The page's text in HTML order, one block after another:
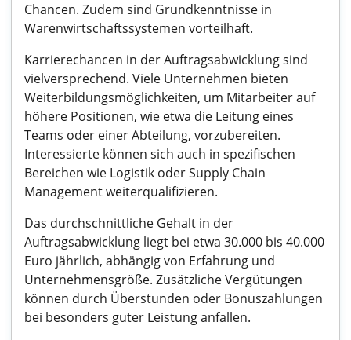
Chancen. Zudem sind Grundkenntnisse in
Warenwirtschaftssystemen vorteilhaft.
Karrierechancen in der Auftragsabwicklung sind
vielversprechend. Viele Unternehmen bieten
Weiterbildungsmöglichkeiten, um Mitarbeiter auf
höhere Positionen, wie etwa die Leitung eines
Teams oder einer Abteilung, vorzubereiten.
Interessierte können sich auch in spezifischen
Bereichen wie Logistik oder Supply Chain
Management weiterqualifizieren.
Das durchschnittliche Gehalt in der
Auftragsabwicklung liegt bei etwa 30.000 bis 40.000
Euro jährlich, abhängig von Erfahrung und
Unternehmensgröße. Zusätzliche Vergütungen
können durch Überstunden oder Bonuszahlungen
bei besonders guter Leistung anfallen.